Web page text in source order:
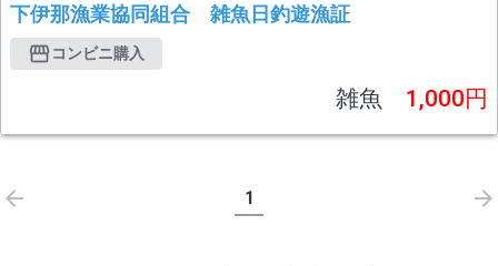
下伊那漁業協同組合 雑魚日釣遊漁証
コンビニ購入
雑魚 1,000円
1